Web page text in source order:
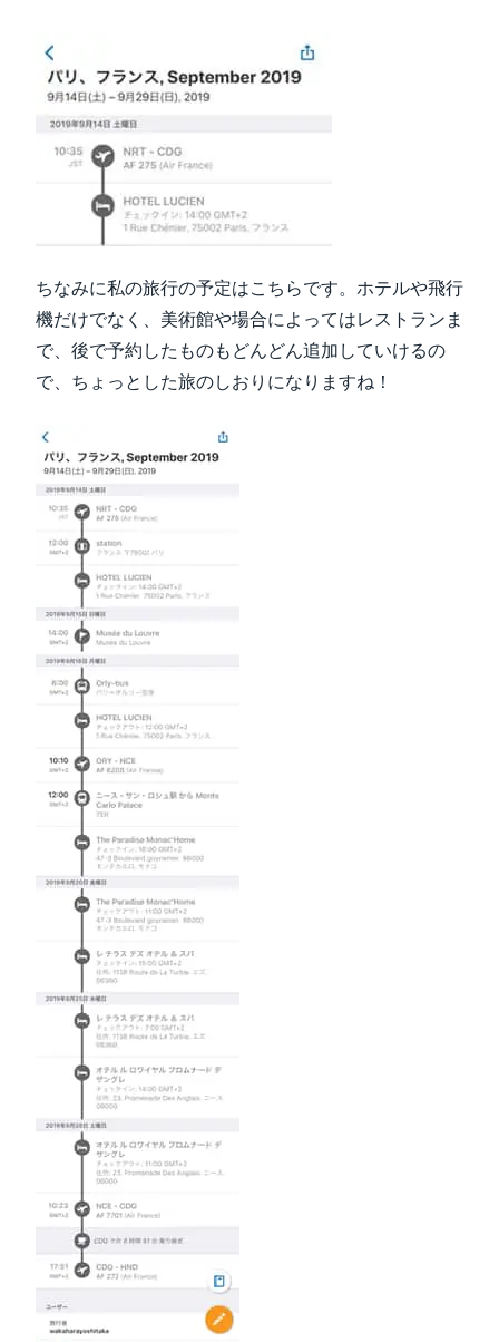
ちなみに私の旅行の予定はこちらです。ホテルや飛行
機だけでなく、美術館や場合によってはレストランま
で、後で予約したものもどんどん追加していけるの
で、ちょっとした旅のしおりになりますね！